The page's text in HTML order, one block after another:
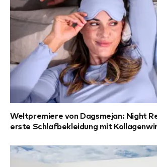
Weltpremiere von Dagsmejan: Night
erste Schlafbekleidung mit